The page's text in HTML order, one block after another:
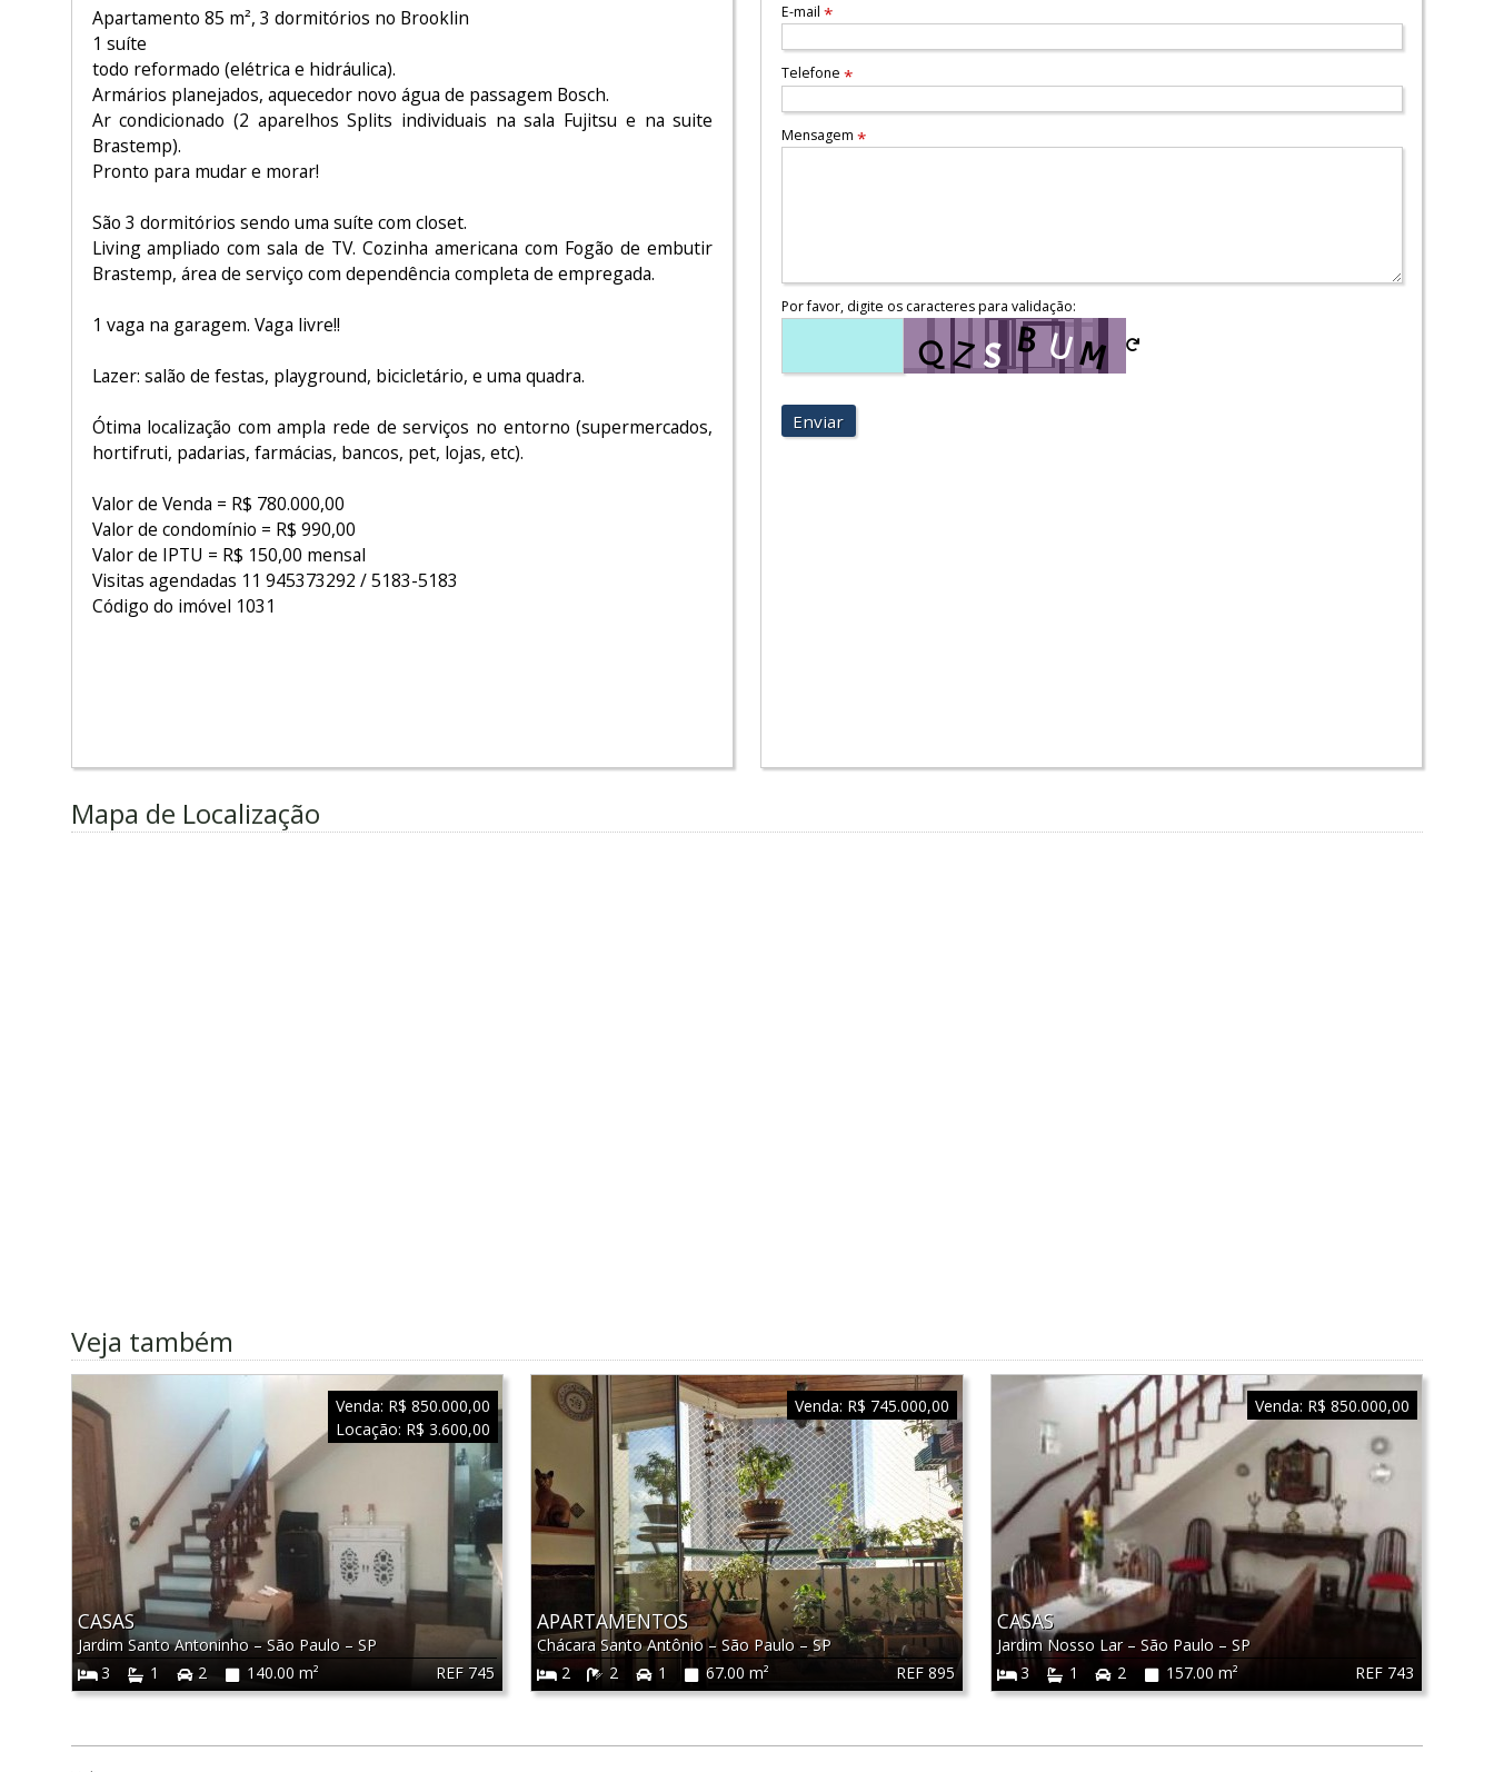
Apartamento 85 m², 3 dormitórios no Brooklin
1 suíte
todo reformado (elétrica e hidráulica).
Armários planejados, aquecedor novo água de passagem Bosch.
Ar condicionado (2 aparelhos Splits individuais na sala Fujitsu e na suite
Brastemp).
Pronto para mudar e morar!
São 3 dormitórios sendo uma suíte com closet.
Living ampliado com sala de TV. Cozinha americana com Fogão de embutir
Brastemp, área de serviço com dependência completa de empregada.
1 vaga na garagem. Vaga livre!!
Lazer: salão de festas, playground, bicicletário, e uma quadra.
Ótima localização com ampla rede de serviços no entorno (supermercados,
hortifruti, padarias, farmácias, bancos, pet, lojas, etc).
Valor de Venda = R$ 780.000,00
Valor de condomínio = R$ 990,00
Valor de IPTU = R$ 150,00 mensal
Visitas agendadas 11 945373292 / 5183-5183
Código do imóvel 1031
E-mail *
Telefone *
Mensagem *
Por favor, digite os caracteres para validação:
Enviar
Mapa de Localização
Veja também
REF 745
CASAS
Jardim Santo Antoninho–São Paulo – SP
3
1 2 140.00 m²
Venda: R$ 850.000,00
Locação: R$ 3.600,00
REF 895
APARTAMENTOS
Chácara Santo Antônio–São Paulo–SP
2
2 1 67.00 m²
Venda: R$ 745.000,00
REF 743
CASAS
Jardim Nosso Lar – São Paulo – SP
3
1 2 157.00 m²
Venda: R$ 850.000,00